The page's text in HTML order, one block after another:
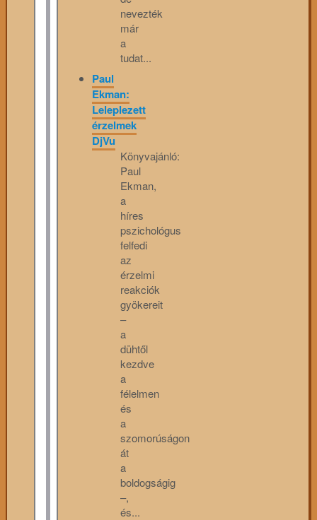
nevezték
már
a
tudat...
Paul
Ekman:
Leleplezett
érzelmek
DjVu
Könyvajánló:
Paul
Ekman,
a
híres
pszichológus
felfedi
az
érzelmi
reakciók
gyökereit
–
a
dühtől
kezdve
a
félelmen
és
a
szomorúságon
át
a
boldogságig
–,
és...